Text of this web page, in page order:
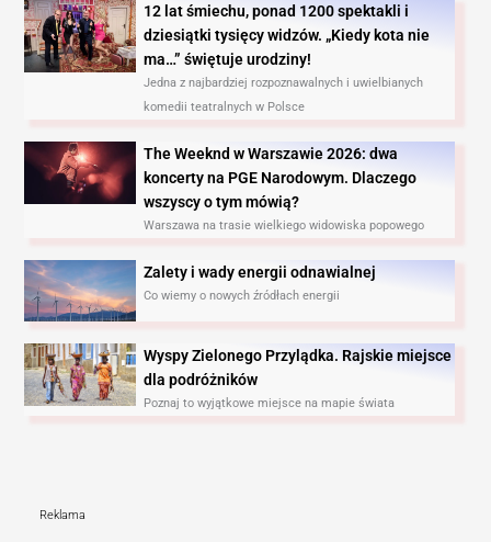
12 lat śmiechu, ponad 1200 spektakli i
dziesiątki tysięcy widzów. „Kiedy kota nie
ma…” świętuje urodziny!
Jedna z najbardziej rozpoznawalnych i uwielbianych
komedii teatralnych w Polsce
The Weeknd w Warszawie 2026: dwa
koncerty na PGE Narodowym. Dlaczego
wszyscy o tym mówią?
Warszawa na trasie wielkiego widowiska popowego
Zalety i wady energii odnawialnej
Co wiemy o nowych źródłach energii
Wyspy Zielonego Przylądka. Rajskie miejsce
dla podróżników
Poznaj to wyjątkowe miejsce na mapie świata
Reklama